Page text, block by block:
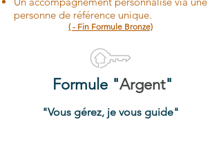
personne de référence unique.
( - Fin Formule Bronze)
Formule "Argent"
"Vous gérez, je vous guide"